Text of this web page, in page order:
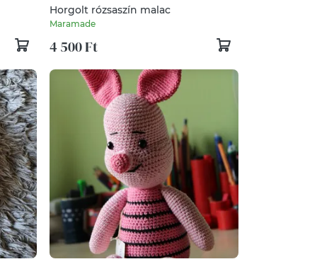
Horgolt rózsaszín malac
Maramade
4 500 Ft